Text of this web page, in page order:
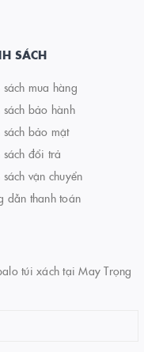
SÁCH
sách mua hàng
sách bảo hành
sách bảo mật
sách đổi trả
vận chuyển
dẫn thanh toán
túi xách tại May Trọng